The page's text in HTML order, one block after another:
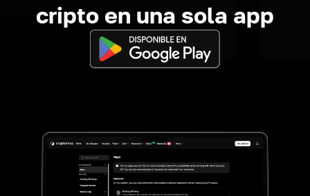
cripto en una sola app